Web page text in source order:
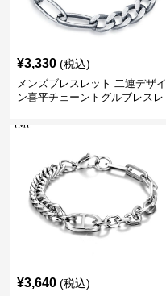
¥3,330 (税込)
メンズブレスレット 二連デザイ
ン喜平チェーントグルブレスレ
¥3,640 (税込)